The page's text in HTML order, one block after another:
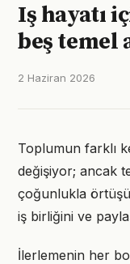
Iş hayatı
beş temel
2 Haziran 2026
Toplumun farklı
değişiyor; ancak
çoğunlukla
iş birliğini ve
İlerlemenin her